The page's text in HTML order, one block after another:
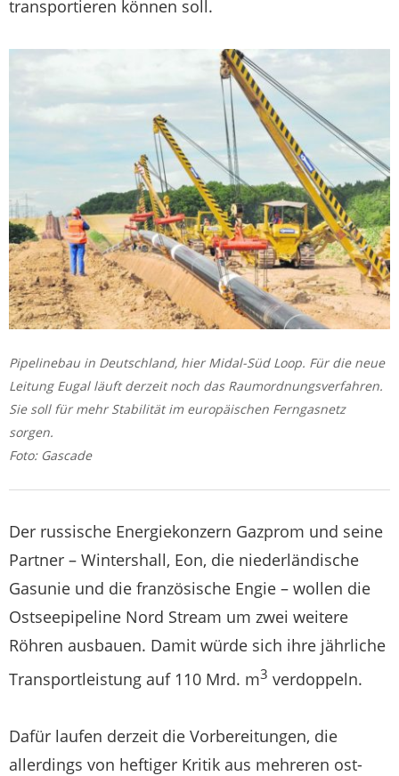
transportieren können soll.
Pipelinebau in Deutschland, hier Midal-Süd Loop. Für die neue
Leitung Eugal läuft derzeit noch das Raumordnungsverfahren.
Sie soll für mehr Stabilität im europäischen Ferngasnetz
sorgen.
Foto: Gascade
Der russische Energiekonzern Gazprom und seine
Partner – Wintershall, Eon, die niederländische
Gasunie und die französische Engie – wollen die
Ostseepipeline Nord Stream um zwei weitere
Röhren ausbauen. Damit würde sich ihre jährliche
Transportleistung auf 110 Mrd. m3 verdoppeln.
Dafür laufen derzeit die Vorbereitungen, die
allerdings von heftiger Kritik aus mehreren ost-